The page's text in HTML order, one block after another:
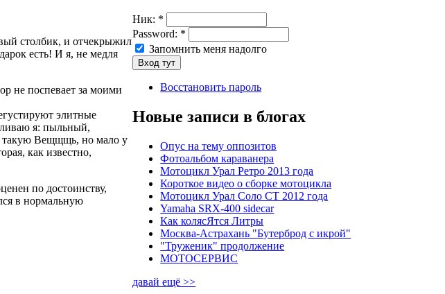
столбик, и отчекрыжил
есть! И я, не медля
не поспевает за моими
элитные
я: пыльный,
такую Вещщщь, но мало у
как известно,
по достоинству,
в нормальную
Ник: *
Password: *
Запомнить меня надолго
Восстановить пароль
Новые записи в блогах
Опус на тему оппозитов
Фотоальбом караванера
Мотоцикл Урал Ретро 2013 года
Короткое видео о сборке мотоцикла
Мотоцикл Урал Соло СТ 2012 года
Yamaha SRX-400 sidecar
Как колясЯтся Литры
Москва-Астрахань "Бутерброд с икрой"
"Труженик" продолжение
МОТОСЕРВИС
давай ещё >>